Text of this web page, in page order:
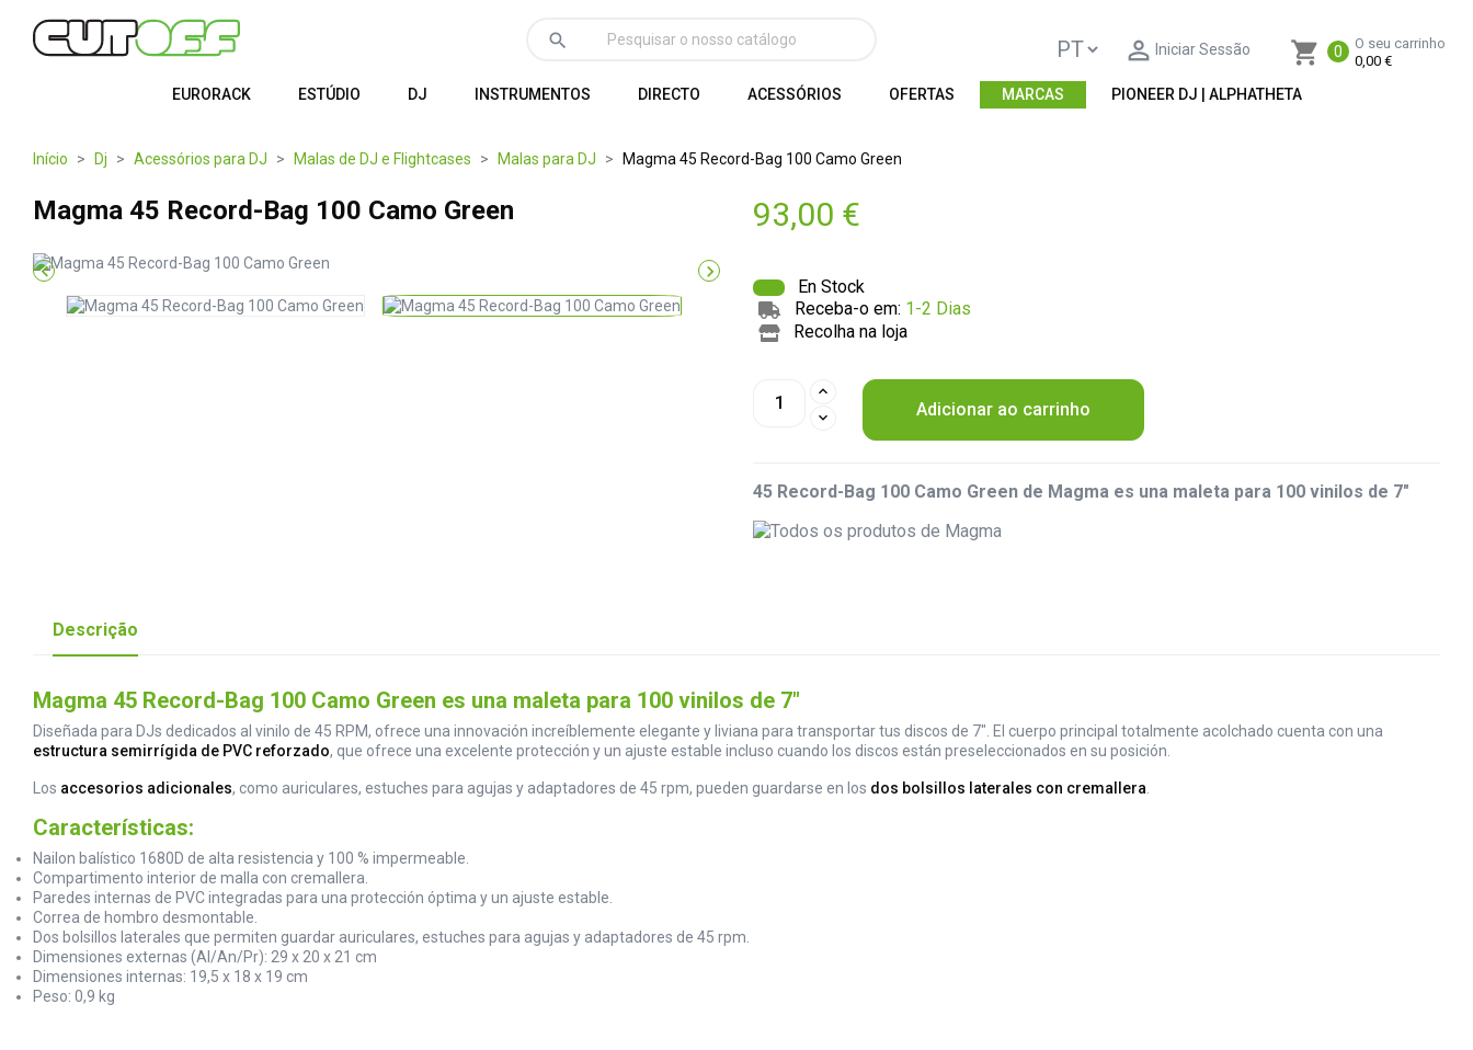
shopping_cart 0
O seu carrinho
0,00 €
 Iniciar Sessão
search
EURORACK ESTÚDIO DJ INSTRUMENTOS DIRECTO ACESSÓRIOS OFERTAS MARCAS PIONEER DJ | ALPHATHETA
Início Dj Acessórios para DJ Malas de DJ e Flightcases Malas para DJ Magma 45 Record-Bag 100 Camo Green
Magma 45 Record-Bag 100 Camo Green
 
93,00 €
En Stock
Receba-o em: 1-2 Dias
Recolha na loja
Adicionar ao carrinho
45 Record-Bag 100 Camo Green de Magma es una maleta para 100 vinilos de 7"
Descrição
Magma 45 Record-Bag 100 Camo Green es una maleta para 100 vinilos de 7"
Diseñada para DJs dedicados al vinilo de 45 RPM, ofrece una innovación increíblemente elegante y liviana para transportar tus discos de 7". El cuerpo principal totalmente acolchado cuenta con una
estructura semirrígida de PVC reforzado, que ofrece una excelente protección y un ajuste estable incluso cuando los discos están preseleccionados en su posición.
Los accesorios adicionales, como auriculares, estuches para agujas y adaptadores de 45 rpm, pueden guardarse en los dos bolsillos laterales con cremallera
Características:
Nailon balístico 1680D de alta resistencia y 100 % impermeable.
Compartimento interior de malla con cremallera.
Paredes internas de PVC integradas para una protección óptima y un ajuste estable.
Correa de hombro desmontable.
Dos bolsillos laterales que permiten guardar auriculares, estuches para agujas y adaptadores de 45 rpm.
Dimensiones externas (Al/An/Pr): 29 x 20 x 21 cm
Dimensiones internas: 19,5 x 18 x 19 cm
Peso: 0,9 kg